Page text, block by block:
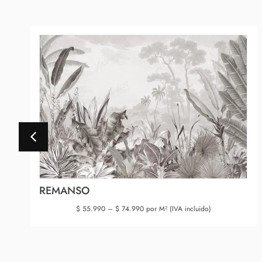
REMANSO
$55.990 – $74.990por M² (IVA incluido)